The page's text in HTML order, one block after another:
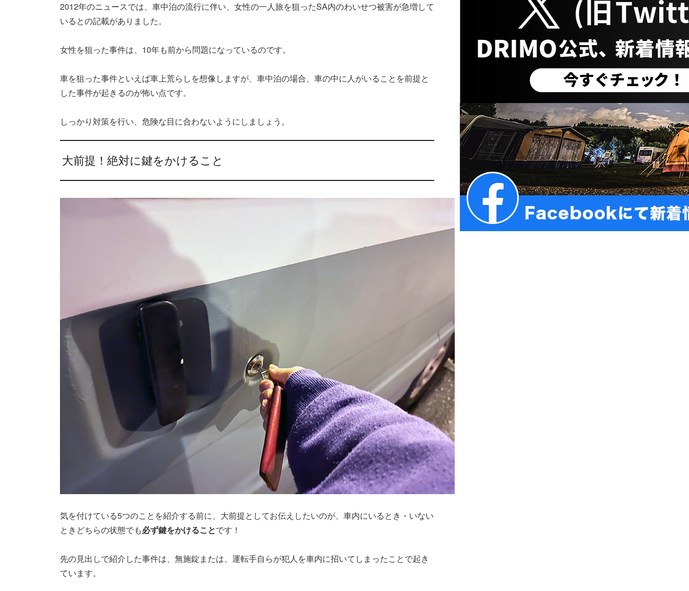
2012年のニュースでは、車中泊の流行に伴い、女性の一人旅を狙ったSA内のわいせつ被害が急増して
いるとの記載がありました。
女性を狙った事件は、10年も前から問題になっているのです。
車を狙った事件といえば車上荒らしを想像しますが、車中泊の場合、車の中に人がいることを前提と
した事件が起きるのが怖い点です。
しっかり対策を行い、危険な目に合わないようにしましょう。
大前提！絶対に鍵をかけること
気を付けている5つのことを紹介する前に、大前提としてお伝えしたいのが、車内にいるとき・いない
ときどちらの状態でも必ず鍵をかけることです！
先の見出しで紹介した事件は、無施錠または、運転手自らが犯人を車内に招いてしまったことで起き
ています。